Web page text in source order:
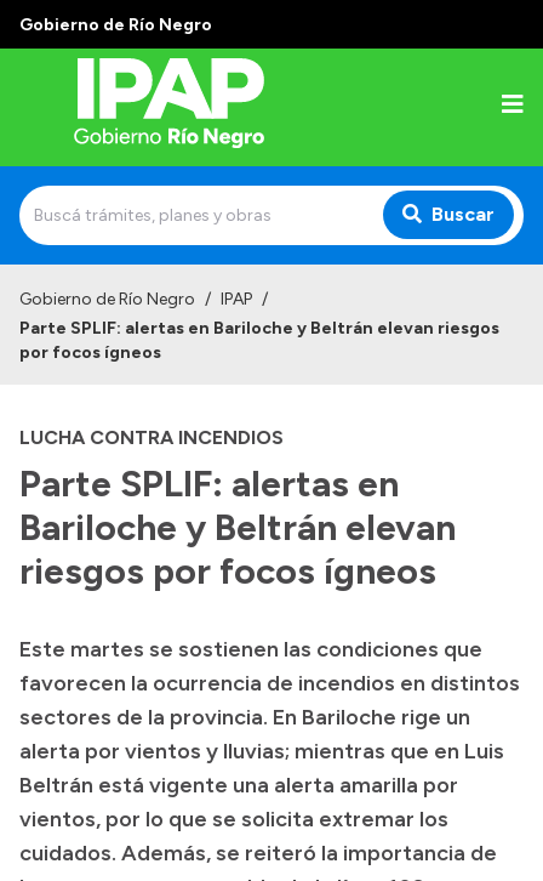
Gobierno de Río Negro
Buscar
Institucional
Autoridades
Alumnos
Docentes y Capacitadores
Delegaciones
Normativa
Accesos directos
SIU GUARANÍ
SECUNDARIO
TECNICATURAS
CAPACITACIONES
Gobierno de Río Negro / IPAP /
Parte SPLIF: alertas en Bariloche y Beltrán elevan riesgos
por focos ígneos
LUCHA CONTRA INCENDIOS
Parte SPLIF: alertas en
Bariloche y Beltrán elevan
riesgos por focos ígneos
Este martes se sostienen las condiciones que
favorecen la ocurrencia de incendios en distintos
sectores de la provincia. En Bariloche rige un
alerta por vientos y lluvias; mientras que en Luis
Beltrán está vigente una alerta amarilla por
vientos, por lo que se solicita extremar los
cuidados. Además, se reiteró la importancia de